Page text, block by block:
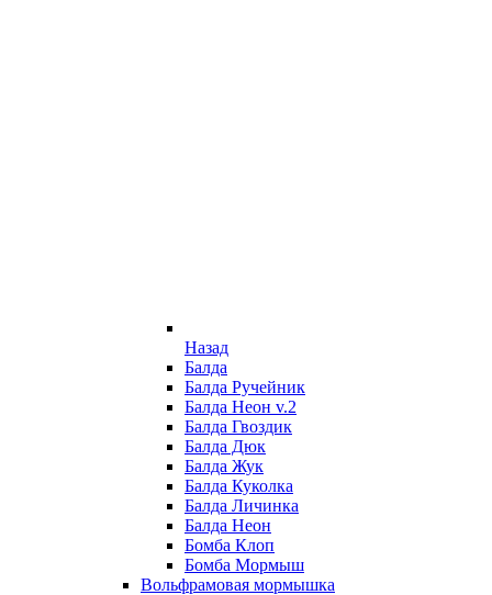
Назад
Балда
Балда Ручейник
Балда Неон v.2
Балда Гвоздик
Балда Дюк
Балда Жук
Балда Куколка
Балда Личинка
Балда Неон
Бомба Клоп
Бомба Мормыш
Вольфрамовая мормышка